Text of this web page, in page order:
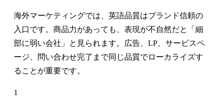
海外マーケティングでは、英語品質はブランド信頼の
入口です。商品力があっても、表現が不自然だと「細
部に弱い会社」と見られます。広告、LP、サービスペ
ージ、問い合わせ完了まで同じ品質でローカライズす
ることが重要です。
1